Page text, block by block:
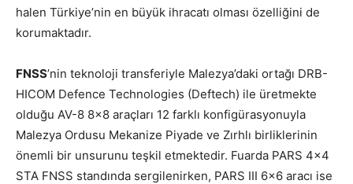
halen Türkiye’nin en büyük ihracatı olması özelliğini de
korumaktadır.
FNSS’nin teknoloji transferiyle Malezya’daki ortağı DRB-
HICOM Defence Technologies (Deftech) ile üretmekte
olduğu AV-8 8×8 araçları 12 farklı konfigürasyonuyla
Malezya Ordusu Mekanize Piyade ve Zırhlı birliklerinin
önemli bir unsurunu teşkil etmektedir. Fuarda PARS 4×4
STA FNSS standında sergilenirken, PARS III 6×6 aracı ise